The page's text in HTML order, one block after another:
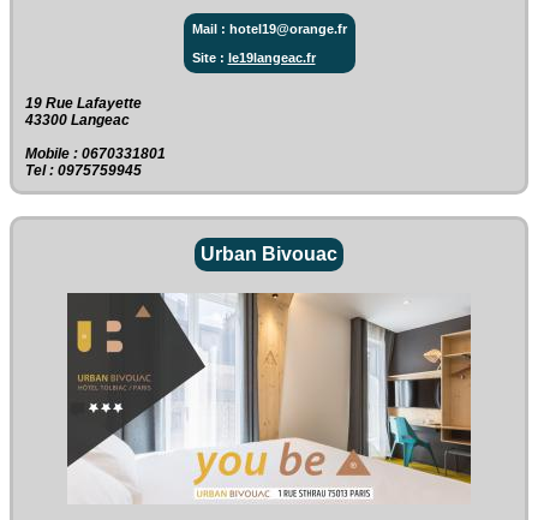
Mail : hotel19@orange.fr
Site : le19langeac.fr
19 Rue Lafayette‎
43300 Langeac
Mobile : 0670331801
Tel : 0975759945
Urban Bivouac